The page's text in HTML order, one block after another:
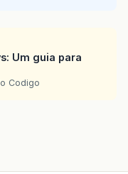
Um guia para
Codigo